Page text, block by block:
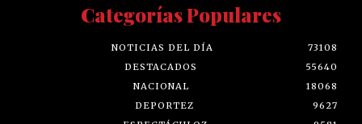
Categorías Populares
NOTICIAS DEL DÍA
73108
DESTACADOS
55640
NACIONAL
18068
DEPORTEZ
9627